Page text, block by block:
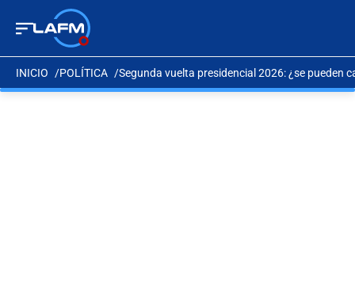
INICIO POLÍTICA Segunda vuelta presidencial 2026: ¿se pueden